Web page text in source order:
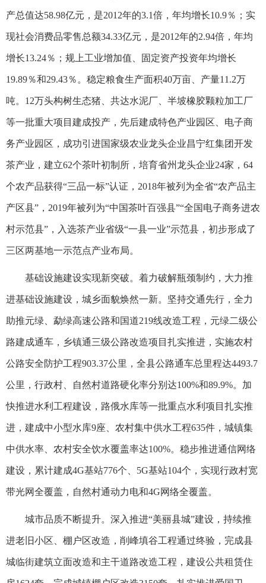
产总值达58.98亿元，是2012年的3.1倍，年均增长10.9％；实
现社会消费品零售总额34.33亿元，是2012年的2.94倍，年均
增长13.24％；规上工业增加值、固定资产投资年均增长
19.89％和29.43％。稳定粮食生产面积40万亩、产量11.2万
吨。12万头构树生态猪、共达水泥厂、半坡橡胶颗粒加工厂
等一批重大项目建成投产，先后建成特色产业园区、电子商
务产业园区，成功引进国家级农业龙头企业昌宁红集团开发
茶产业，建立62个茶叶初制所，培育省州龙头企业24家，64
个农产品获得“三品一标”认证，2018年被列为全省“农产品主
产区县”，2019年被列为“中国茶叶百强县”“全国电子商务进农
村示范县”，入选茶产业省级“一县一业”示范县，初步形成了
三区两基地一示范点产业布局。
基础设施建设实现新突破。着力破解瓶颈制约，大力推
进基础设施建设，城乡面貌焕然一新。坚持交通先行，全力
助推元绿、勐绿高速公路和国道219线改造工程，元绿二级公
路建成通车，乡镇通三级公路改造项目扎实推进，实施农村
公路安全防护工程903.37公里，全县公路通车总里程达4493.7
公里，行政村、自然村道路硬化率分别达100%和89.9%。加
快推进水利工程建设，路俄水库等一批重点水利项目扎实推
进，建成中小型水库9座、农村集中供水工程635件，城镇集
中供水率、农村安全饮水覆盖率达100%。稳步推进通信网络
建设，累计建成4G基站776个、5G基站104个，实现行政村宽
带光网全覆盖，自然村通动力电和4G网络全覆盖。
城市品质不断提升。深入推进“美丽县城”建设，持续推
进老旧小区、棚户区改造，削峰填谷工程通过终验，完成县
城临街建筑立面改造和主干道路改造工程，建设公共租赁住